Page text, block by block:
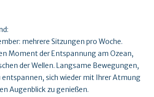
mehrere Sitzungen pro Woche.
Moment der Entspannung am Ozean,
der Wellen. Langsame Bewegungen,
entspannen, sich wieder mit Ihrer Atmung
Augenblick zu genießen.